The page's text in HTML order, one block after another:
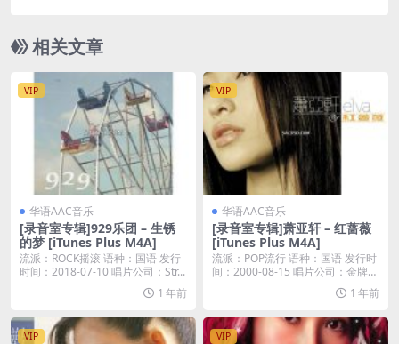
相关文章
VIP
华语AAC音乐
[录音室专辑]929乐团 – 生锈
的梦 [iTunes Plus M4A]
流派：ROCK摇滚 语种：国语 发行
时间：2018-07-10 唱片公司：Str...
1 年前
VIP
华语AAC音乐
[录音室专辑]萧亚轩 – 红蔷薇
[iTunes Plus M4A]
流派：POP流行 语种：国语 发行时
间：2000-08-15 唱片公司：金牌大
1 年前
VIP VIP